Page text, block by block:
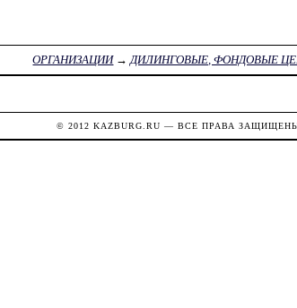
ОРГАНИЗАЦИИ→ДИЛИНГОВЫЕ, ФОНДОВЫЕ
© 2012 KAZBURG.RU — ВСЕ ПРАВА